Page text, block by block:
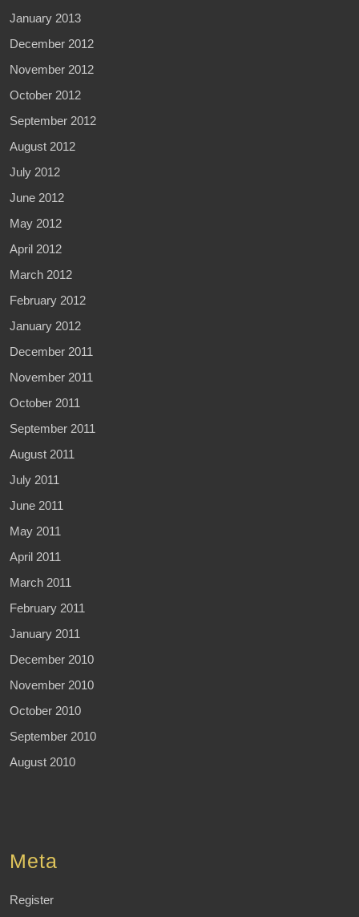
January 2013
December 2012
November 2012
October 2012
September 2012
August 2012
July 2012
June 2012
May 2012
April 2012
March 2012
February 2012
January 2012
December 2011
November 2011
October 2011
September 2011
August 2011
July 2011
June 2011
May 2011
April 2011
March 2011
February 2011
January 2011
December 2010
November 2010
October 2010
September 2010
August 2010
Meta
Register